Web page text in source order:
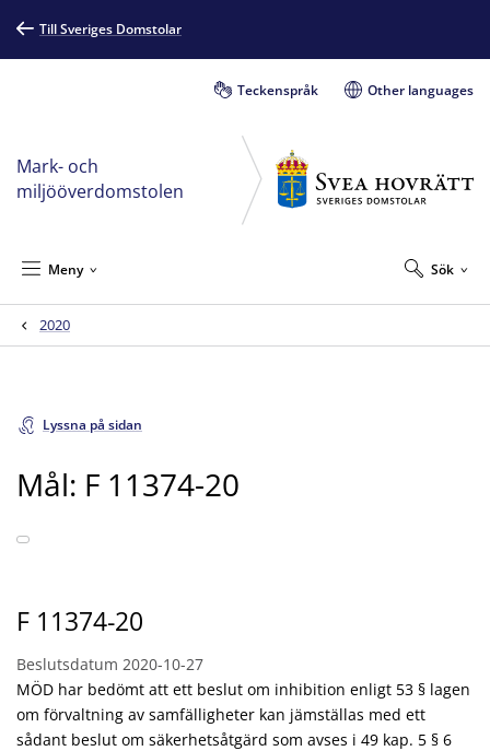
Till Sveriges Domstolar
Teckenspråk Other languages
Mark- och
miljööverdomstolen
Sök
Meny
2020
Lyssna på sidan
Mål: F 11374-20
F 11374-20
Beslutsdatum 2020-10-27
MÖD har bedömt att ett beslut om inhibition enligt 53 § lagen
om förvaltning av samfälligheter kan jämställas med ett
sådant beslut om säkerhetsåtgärd som avses i 49 kap. 5 § 6